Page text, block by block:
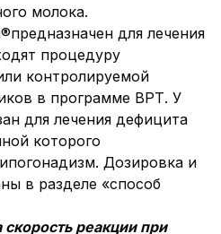
молока.
для лечения
процедуру
контролируемой
в программе ВРТ. У
для лечения дефицита
которого
Дозировка и
в разделе «способ
скорость реакции при